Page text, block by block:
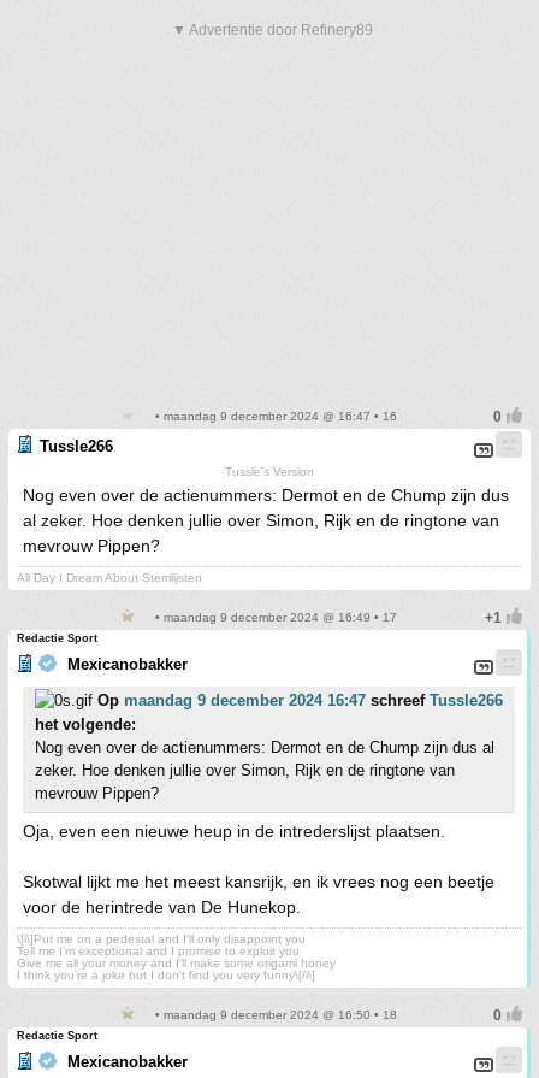
▼ Advertentie door Refinery89
• maandag 9 december 2024 @ 16:47 • 16
Tussle266
Tussle's Version
Nog even over de actienummers: Dermot en de Chump zijn dus
al zeker. Hoe denken jullie over Simon, Rijk en de ringtone van
mevrouw Pippen?
All Day I Dream About Stemlijsten
• maandag 9 december 2024 @ 16:49 • 17
Redactie Sport
Mexicanobakker
Op maandag 9 december 2024 16:47 schreef Tussle266
het volgende:
Nog even over de actienummers: Dermot en de Chump zijn dus al
zeker. Hoe denken jullie over Simon, Rijk en de ringtone van
mevrouw Pippen?
Oja, even een nieuwe heup in de intrederslijst plaatsen.
Skotwal lijkt me het meest kansrijk, en ik vrees nog een beetje
voor de herintrede van De Hunekop.
\[i\]Put me on a pedestal and I'll only disappoint you
Tell me I'm exceptional and I promise to exploit you
Give me all your money and I'll make some origami honey
I think you're a joke but I don't find you very funny\[/i\]
• maandag 9 december 2024 @ 16:50 • 18
Redactie Sport
Mexicanobakker